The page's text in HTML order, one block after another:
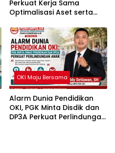
Perkuat Kerja Sama
Optimalisasi Aset serta
OKI Maju Bersama
Alarm Dunia Pendidikan
OKI, PGK Minta Disdik dan
DP3A Perkuat Perlindungan